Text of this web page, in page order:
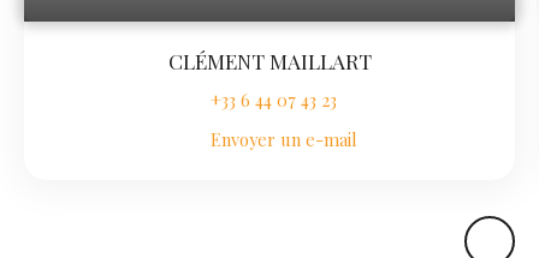
CLÉMENT MAILLART
+33 6 44 07 43 23
Envoyer un e-mail